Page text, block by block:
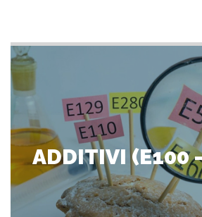
ADDITIVI (E100